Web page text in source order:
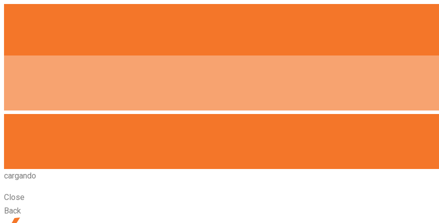
cargando
Close
Back